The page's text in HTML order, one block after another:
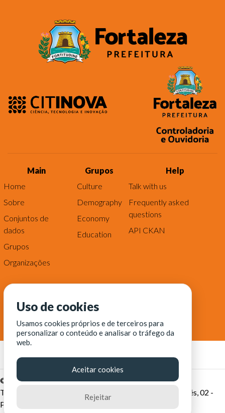
Main
Home
Sobre
Conjuntos de
dados
Grupos
Organizações
Grupos
Culture
Demography
Economy
Education
Help
Talk with us
Frequently asked
questions
API CKAN
© Fortaleza Digital || CITINOVA - Fundação de Ciência,
Tecnologia e Inovação de Fortaleza - Rua dos Tremembés, 02 -
Praia de Iracema - Fortaleza-CE
Uso de cookies
Usamos cookies próprios e de terceiros para
personalizar o conteúdo e analisar o tráfego da
web.
Aceitar cookies
Rejeitar